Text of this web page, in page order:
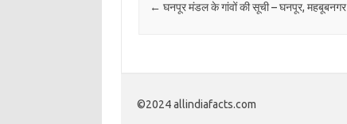
← घनपूर मंडल के गांवों की सूची – घनपूर, महबूबनगर
©2024 allindiafacts.com